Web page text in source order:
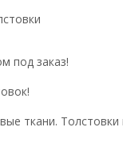
под заказ!
ткани.